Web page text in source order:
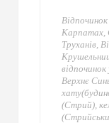
Карпатах,
Труханів,
Верхнє
(Стрий),